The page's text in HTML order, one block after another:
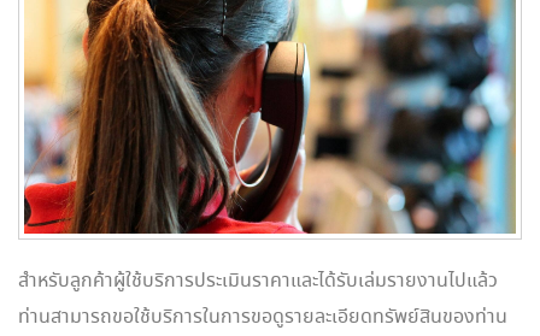
สำหรับลูกค้าผู้ใช้บริการประเมินราคาและได้รับเล่มรายงานไปแล้ว
ท่านสามารถขอใช้บริการในการขอดูรายละเอียดทรัพย์สินของท่าน